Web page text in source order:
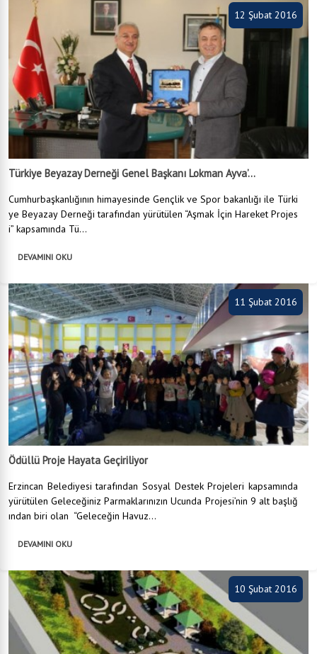
12 Şubat 2016
Türkiye Beyazay Derneği Genel Başkanı Lokman Ayva’...
Cumhurbaşkanlığının himayesinde Gençlik ve Spor bakanlığı ile Türki
ye Beyazay Derneği tarafından yürütülen “Aşmak İçin Hareket Projes
i” kapsamında Tü...
DEVAMINI OKU
11 Şubat 2016
Ödüllü Proje Hayata Geçiriliyor
Erzincan Belediyesi tarafından Sosyal Destek Projeleri kapsamında
yürütülen Geleceğiniz Parmaklarınızın Ucunda Projesi’nin 9 alt başlığ
ından biri olan “Geleceğin Havuz...
DEVAMINI OKU
10 Şubat 2016